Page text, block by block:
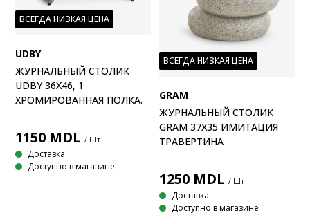
ВСЕГДА НИЗКАЯ ЦЕНА
UDBY
ЖУРНАЛЬНЫЙ СТОЛИК
UDBY 36X46, 1
ХРОМИРОВАННАЯ ПОЛКА.
1150 MDL / Шт
Доставка
Доступно в магазине
ВСЕГДА НИЗКАЯ ЦЕНА
GRAM
ЖУРНАЛЬНЫЙ СТОЛИК
GRAM 37X35 ИМИТАЦИЯ
ТРАВЕРТИНА
1250 MDL / Шт
Доставка
Доступно в магазине